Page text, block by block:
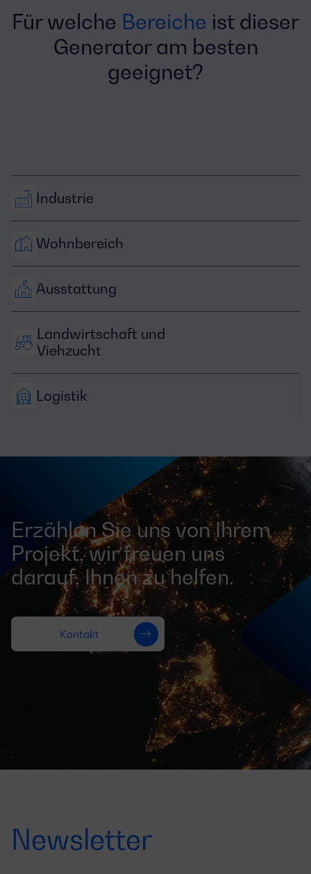
Für welche Bereiche ist dieser
Generator am besten
geeignet?
Industrie
Wohnbereich
Ausstattung
Landwirtschaft und
Viehzucht
Logistik
Erzählen Sie uns von Ihrem
Projekt, wir freuen uns
darauf, Ihnen zu helfen.
Kontakt
Newsletter